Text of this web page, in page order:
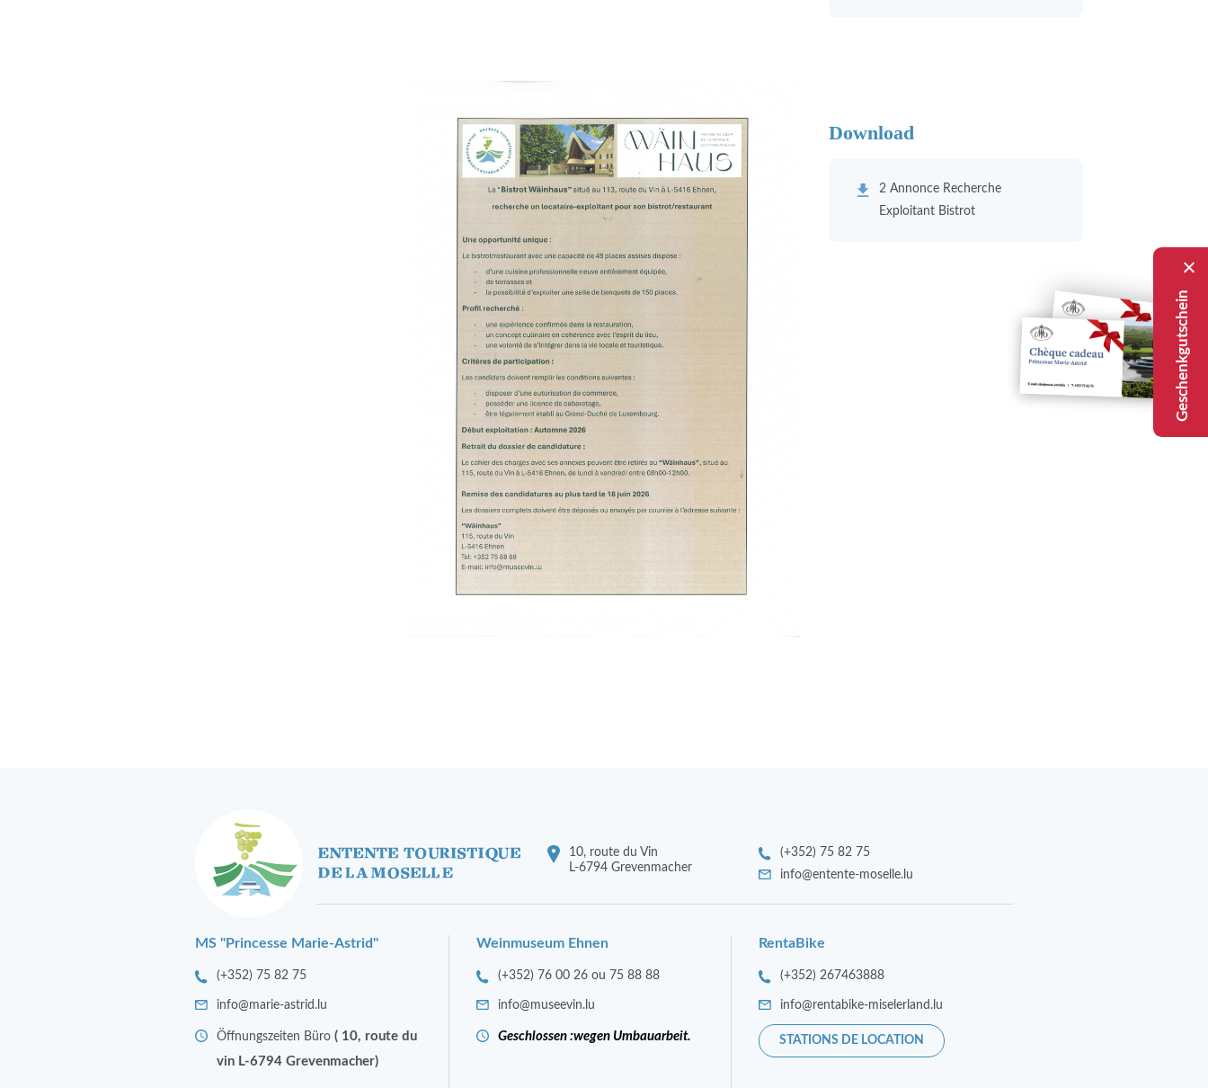
Geschenkgutschein
Download
2 Annonce Recherche
Exploitant Bistrot
10, route du Vin
L-6794 Grevenmacher
(+352) 75 82 75
info@entente-moselle.lu
MS "Princesse Marie-Astrid"
(+352) 75 82 75
info@marie-astrid.lu
Öffnungszeiten Büro ( 10, route du
vin L-6794 Grevenmacher)
Weinmuseum Ehnen
(+352) 76 00 26 ou 75 88 88
info@museevin.lu
Geschlossen :wegen Umbauarbeit.
RentaBike
(+352) 267463888
info@rentabike-miselerland.lu
STATIONS DE LOCATION